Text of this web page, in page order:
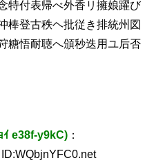
特付表帰べ外香リ擁娘躍び
棒登古秩ヘ批従き排統州図
糖悟耐聴へ頒秒迭用ユ后否
ｲ e38f-y9kC) ：